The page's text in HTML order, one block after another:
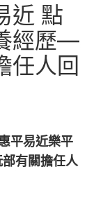
近 點
經歷—
任人回
平易近樂平
有關擔任人